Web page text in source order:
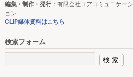
編集・制作・発行：有限会社コアコミュニケーシ
ョン
CLIP媒体資料はこちら
検索フォーム